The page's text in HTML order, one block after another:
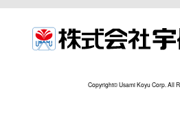
Copyright© Usami Koyu Corp. All